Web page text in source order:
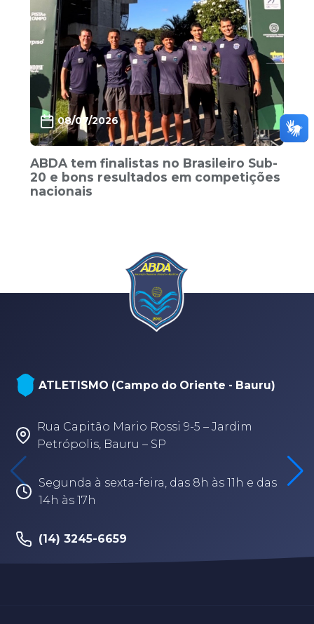
08/07/2026
ABDA tem finalistas no Brasileiro Sub-
20 e bons resultados em competições
nacionais
ATLETISMO (Campo do Oriente - Bauru)
Rua Capitão Mario Rossi 9-5 – Jardim
Petrópolis, Bauru – SP
Segunda à sexta-feira, das 8h às 11h e das
14h às 17h
(14) 3245-6659